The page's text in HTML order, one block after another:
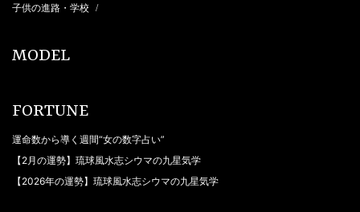
子供の進路・学校 /
MODEL
FORTUNE
運命数から導く週間“女の数字占い”
【2月の運勢】琉球風水志シウマの九星気学
【2026年の運勢】琉球風水志シウマの九星気学